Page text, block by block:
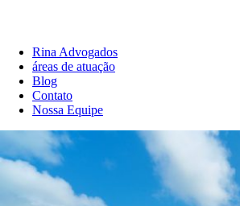
Rina Advogados
áreas de atuação
Blog
Contato
Nossa Equipe